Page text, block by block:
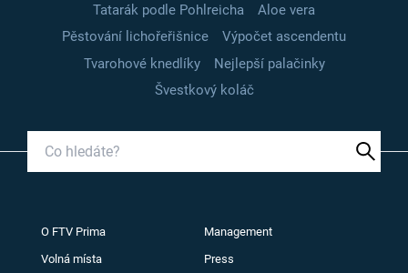
Tatarák podle Pohlreicha
Aloe vera
Pěstování lichořeřišnice
Výpočet ascendentu
Tvarohové knedlíky
Nejlepší palačinky
Švestkový koláč
O FTV Prima Management
Volná místa Press